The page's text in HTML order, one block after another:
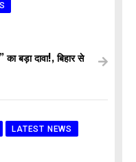
बड़ा दावा!, बिहार से
LATEST NEWS